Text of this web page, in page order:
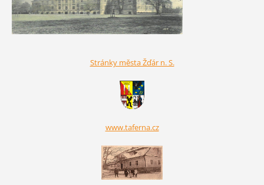
Stránky města Žďár n. S.
www.taferna.cz